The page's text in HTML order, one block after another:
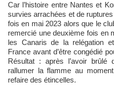
Car l’histoire entre Nantes et
survies arrachées et de
fois en mai 2023 alors que le
remercié une deuxième fois en
les Canaris de la relégation
France avant d’être congédié
Résultat : après l’avoir
rallumer la flamme au
refaire des étincelles.